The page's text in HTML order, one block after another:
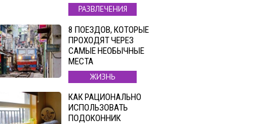
РАЗВЛЕЧЕНИЯ
8 ПОЕЗДОВ, КОТОРЫЕ
ПРОХОДЯТ ЧЕРЕЗ
САМЫЕ НЕОБЫЧНЫЕ
МЕСТА
ЖИЗНЬ
КАК РАЦИОНАЛЬНО
ИСПОЛЬЗОВАТЬ
ПОДОКОННИК